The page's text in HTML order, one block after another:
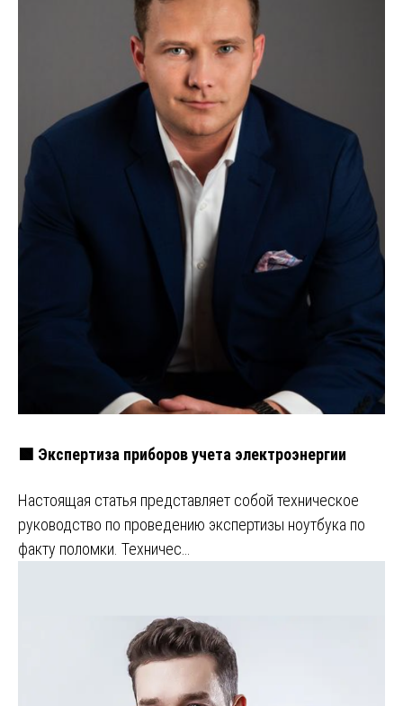
🟩 Экспертиза приборов учета электроэнергии
Настоящая статья представляет собой техническое
руководство по проведению экспертизы ноутбука по
факту поломки. Техничес…